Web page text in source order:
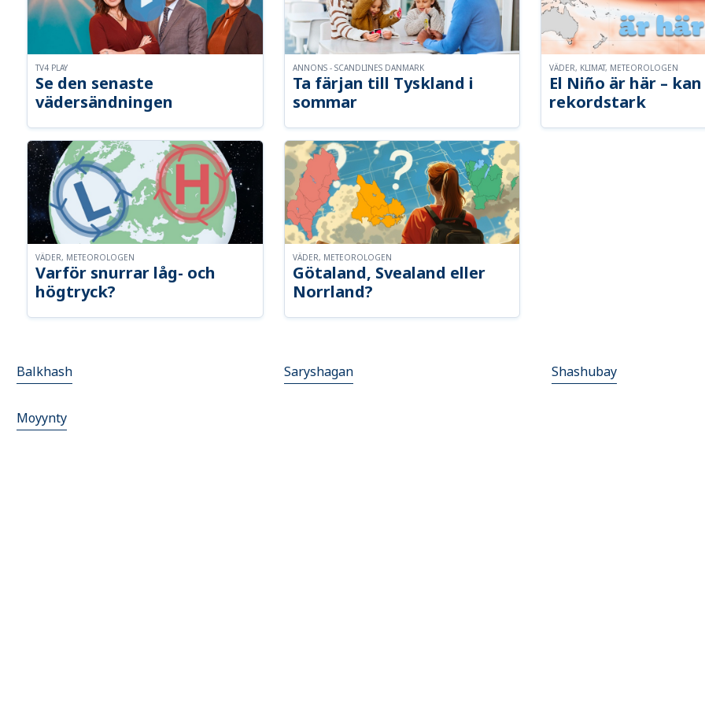
Se den senaste
vädersändningen
TV4 PLAY
Ta färjan till Tyskland i
sommar
ANNONS - SCANDLINES DANMARK
El Niño är här –
rekordstark
VÄDER, KLIMAT, METEOROLOGEN
Varför snurrar låg- och
högtryck?
VÄDER, METEOROLOGEN
Götaland, Svealand eller
Norrland?
VÄDER, METEOROLOGEN
Balkhash Saryshagan Shashubay
Moyynty